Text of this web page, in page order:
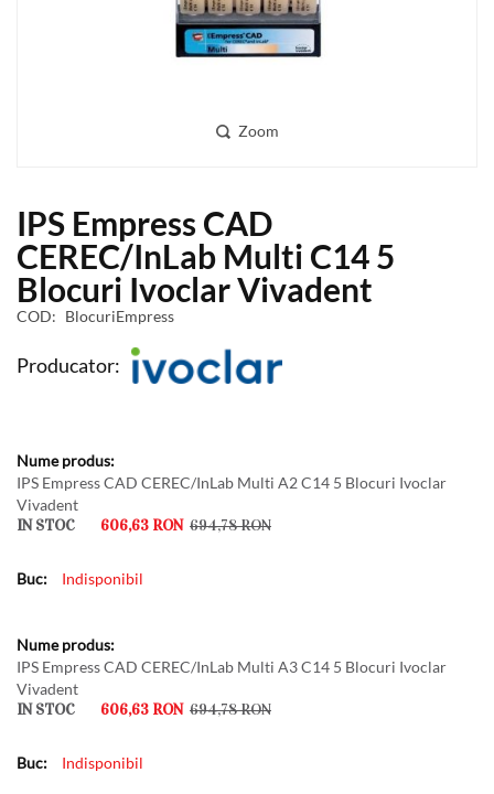
IPS Empress CAD
CEREC/InLab Multi C14 5
Blocuri Ivoclar Vivadent
COD BlocuriEmpress
Producator:
produs
grupate
IPS Empress CAD CEREC/InLab Multi A2 C14 5 Blocuri Ivoclar
Vivadent
IN STOC
606,63 RON 694,78 RON
Indisponibil
IPS Empress CAD CEREC/InLab Multi A3 C14 5 Blocuri Ivoclar
Vivadent
IN STOC
606,63 RON 694,78 RON
Indisponibil
Zoom
the
beginning
of
the